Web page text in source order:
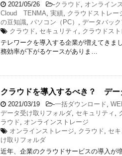
2021/05/26 -クラウド, オンライン
Cloud TENMA, 実績, クラウドストレー
の豆知識, パソコン（PC） , データバッ
クラウド, セキュリティ , クラウドス
テレワークを導入する企業が増えてきま
務効率が下がるケースがありま…
クラウドを導入するべき？ デー
2021/03/19 -一括ダウンロード,
データ受け取りフォルダ, セキュリティ ,
ラウド, オンラインストレージ
オンラインストレージ, クラウド, セ
け取りフォルダ
近年、企業のクラウドサービスの導入が